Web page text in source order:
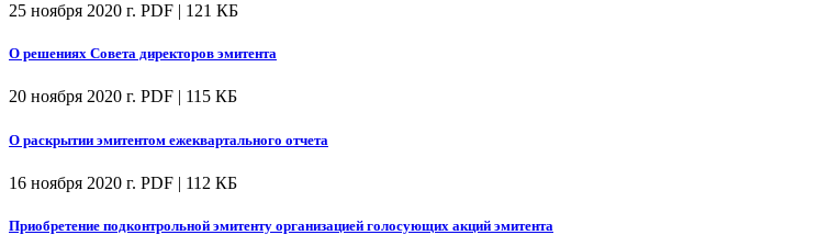
25 ноября 2020 г. PDF | 121 КБ
О решениях Совета директоров эмитента
20 ноября 2020 г. PDF | 115 КБ
О раскрытии эмитентом ежеквартального отчета
16 ноября 2020 г. PDF | 112 КБ
Приобретение подконтрольной эмитенту организацией голосующих акций эмитента